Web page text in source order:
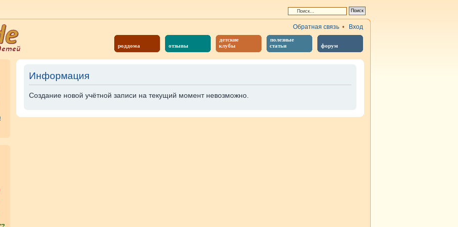
роддома отзывы
детские
клубы
полезные
статьи
форум
Обратная связь • Вход
Информация
Создание новой учётной записи на текущий момент невозможно.